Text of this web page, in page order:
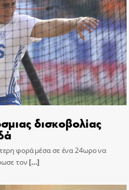
δισκοβολίας
φορά μέσα σε ένα 24ωρο να
τον[…]